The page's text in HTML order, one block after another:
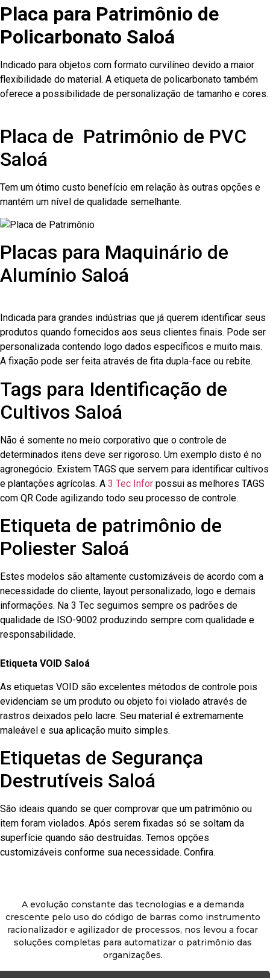
Placa para Patrimônio de
Policarbonato Saloá
Indicado para objetos com formato curvilíneo devido a maior
flexibilidade do material. A etiqueta de policarbonato também
oferece a possibilidade de personalização de tamanho e cores.
Placa de Patrimônio de PVC
Saloá
Tem um ótimo custo benefício em relação às outras opções e
mantém um nível de qualidade semelhante.
Placas para Maquinário de
Alumínio Saloá
Indicada para grandes indústrias que já querem identificar seus
produtos quando fornecidos aos seus clientes finais. Pode ser
personalizada contendo logo dados específicos e muito mais.
A fixação pode ser feita através de fita dupla-face ou rebite.
Tags para Identificação de
Cultivos Saloá
Não é somente no meio corporativo que o controle de
determinados itens deve ser rigoroso. Um exemplo disto é no
agronegócio. Existem TAGS que servem para identificar cultivos
e plantações agrícolas. A 3 Tec Infor possui as melhores TAGS
com QR Code agilizando todo seu processo de controle.
Etiqueta de patrimônio de
Poliester Saloá
Estes modelos são altamente customizáveis de acordo com a
necessidade do cliente, layout personalizado, logo e demais
informações. Na 3 Tec seguimos sempre os padrões de
qualidade de ISO-9002 produzindo sempre com qualidade e
responsabilidade.
Etiqueta VOID Saloá
As etiquetas VOID são excelentes métodos de controle pois
evidenciam se um produto ou objeto foi violado através de
rastros deixados pelo lacre. Seu material é extremamente
maleável e sua aplicação muito simples.
Etiquetas de Segurança
Destrutíveis Saloá
São ideais quando se quer comprovar que um patrimônio ou
item foram violados. Após serem fixadas só se soltam da
superfície quando são destruídas. Temos opções
customizáveis conforme sua necessidade. Confira.
A evolução constante das tecnologias e a demanda
crescente pelo uso do código de barras como instrumento
racionalizador e agilizador de processos, nos levou a focar
soluções completas para automatizar o patrimônio das
organizações.